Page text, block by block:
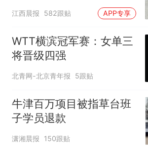
修理店铺换胎价格高达千
元，官方发布情况通报
江西晨报 582跟贴 APP专享
WTT横滨冠军赛：女单三
将晋级四强
北青网-北京青年报 5跟贴
牛津百万项目被指草台班
子学员退款
潇湘晨报 150跟贴